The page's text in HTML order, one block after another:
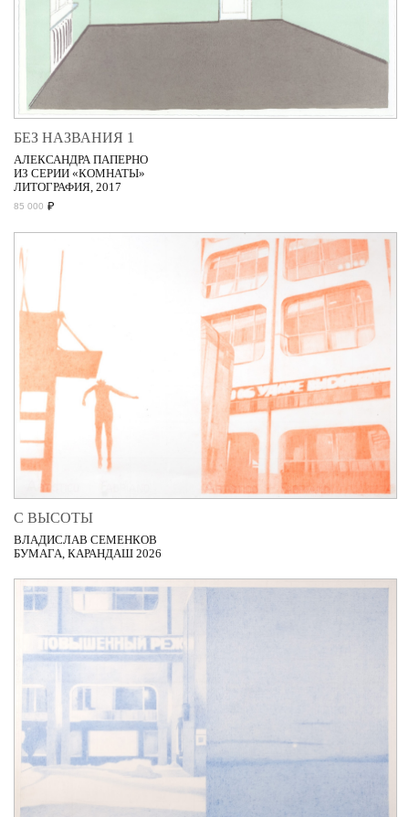
БЕЗ НАЗВАНИЯ 1
АЛЕКСАНДРА ПАПЕРНО
ИЗ СЕРИИ «КОМНАТЫ»
ЛИТОГРАФИЯ, 2017
85 000 ₽
С ВЫСОТЫ
ВЛАДИСЛАВ СЕМЕНКОВ
БУМАГА, КАРАНДАШ 2026